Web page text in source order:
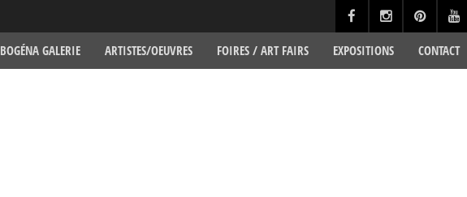
BOGÉNA GALERIE ARTISTES/OEUVRES FOIRES / ART FAIRS EXPOSITIONS CONTACT